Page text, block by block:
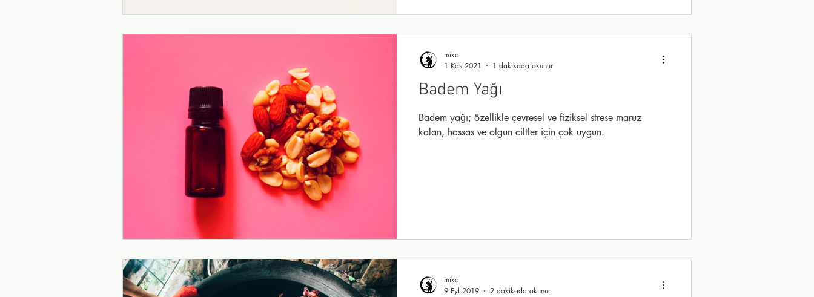
Badem Yağı
Badem yağı; özellikle çevresel ve fiziksel strese maruz
kalan, hassas ve olgun ciltler için çok uygun.
mika
1 Kas 2021
1 dakikada okunur
mika
9 Eyl 2019
2 dakikada okunur